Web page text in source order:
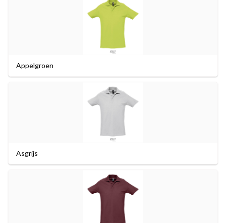
Appelgroen
Asgrijs